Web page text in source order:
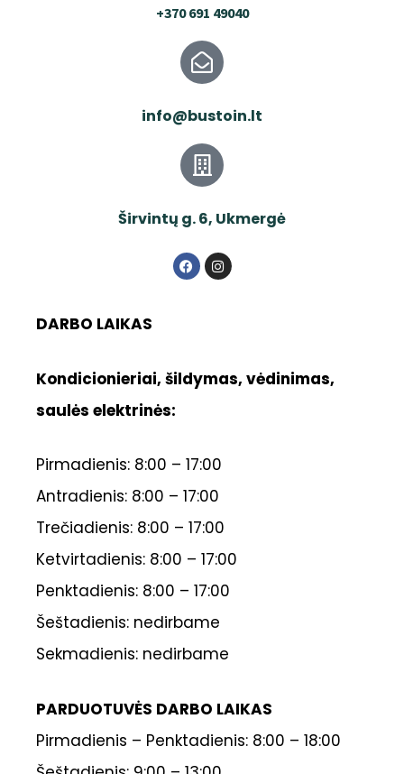
+370 691 49040
info@bustoin.lt
Širvintų g. 6, Ukmergė
DARBO LAIKAS
Kondicionieriai, šildymas, vėdinimas,
saulės elektrinės:
Pirmadienis: 8:00 – 17:00
Antradienis: 8:00 – 17:00
Trečiadienis: 8:00 – 17:00
Ketvirtadienis: 8:00 – 17:00
Penktadienis: 8:00 – 17:00
Šeštadienis: nedirbame
Sekmadienis: nedirbame
PARDUOTUVĖS DARBO LAIKAS
Pirmadienis – Penktadienis: 8:00 – 18:00